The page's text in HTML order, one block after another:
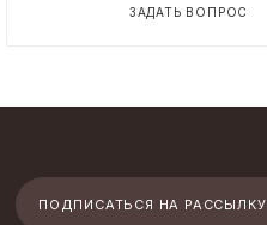
ЗАДАТЬ ВОПРОС
ПОДПИСАТЬСЯ НА РАССЫЛКУ